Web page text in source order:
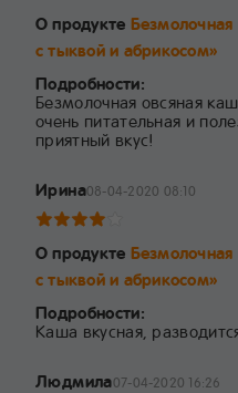
О продукте Безмолочная
с тыквой и абрикосом»
Подробности:
Безмолочная овсяная
очень питательная и
приятный вкус!
Ирина08-04-2020 08:10
О продукте Безмолочная
с тыквой и абрикосом»
Подробности:
Каша вкусная,
Людмила07-04-2020 16:26